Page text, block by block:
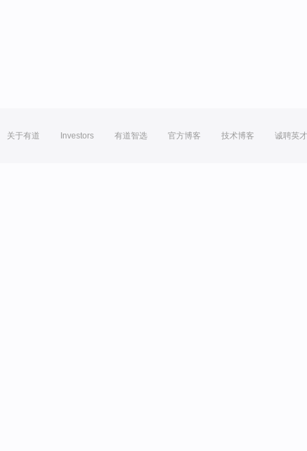
关于有道 Investors 有道智选 官方博客 技术博客 诚聘英才